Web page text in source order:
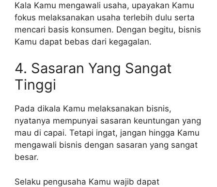
Kala Kamu mengawali usaha, upayakan Kamu
fokus melaksanakan usaha terlebih dulu serta
mencari basis konsumen. Dengan begitu, bisnis
Kamu dapat bebas dari kegagalan.
4. Sasaran Yang Sangat
Tinggi
Pada dikala Kamu melaksanakan bisnis,
nyatanya mempunyai sasaran keuntungan yang
mau di capai. Tetapi ingat, jangan hingga Kamu
mengawali bisnis dengan sasaran yang sangat
besar.
Selaku pengusaha Kamu wajib dapat